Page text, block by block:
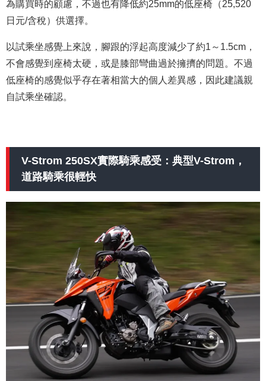
為購買時的顧慮，不過也有降低約25mm的低座椅（25,520
日元/含稅）供選擇。
以試乘坐感覺上來說，腳跟的浮起高度減少了約1～1.5cm，
不會感覺到座椅太硬，或是膝部彎曲過於擁擠的問題。不過
低座椅的感覺似乎存在著相當大的個人差異感，因此建議親
自試乘坐確認。
V-Strom 250SX實際騎乘感受：典型V-Strom，
道路騎乘很輕快